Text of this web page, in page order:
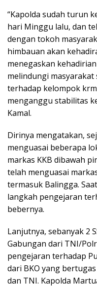
“Kapolda sudah turun
hari Minggu lalu, dan
dengan tokoh
himbauan akan
menegaskan
melindungi
terhadap kelompok
menganggu stabilitas
Kamal.
Dirinya mengatakan,
menguasai beberapa
markas KKB dibawah
telah menguasai
termasuk Balingga.
langkah pengejaran
bebernya.
Lanjutnya, sebanyak 2
Gabungan dari TNI/
pengejaran terhadap
dari BKO yang
dan TNI. Kapolda